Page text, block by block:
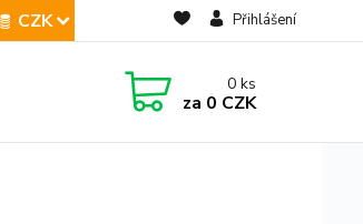
CZK Přihlášení
0 ks
za 0 CZK